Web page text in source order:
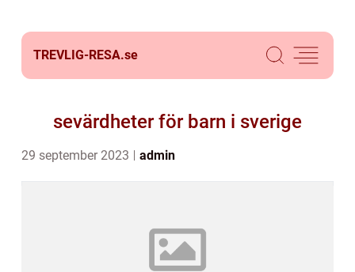
TREVLIG-RESA.se
sevärdheter för barn i sverige
29 september 2023 admin